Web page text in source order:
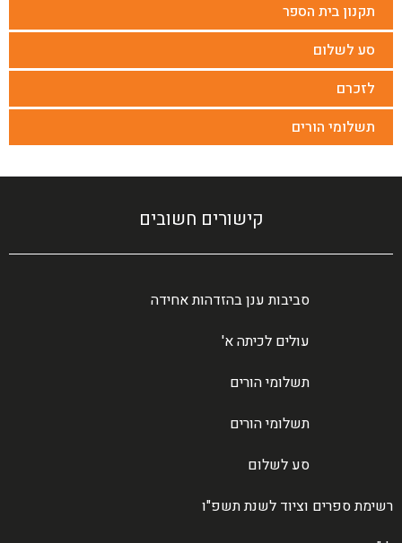
תקנון בית הספר
סע לשלום
לזכרם
תשלומי הורים
קישורים חשובים
סביבות ענן בהזדהות אחידה
עולים לכיתה א'
תשלומי הורים
תשלומי הורים
סע לשלום
רשימת ספרים וציוד לשנת תשפ"ו